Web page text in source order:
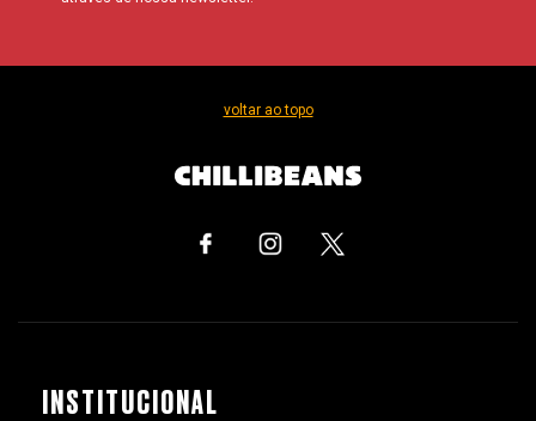
voltar ao topo
INSTITUCIONAL